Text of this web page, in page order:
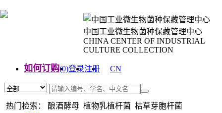
中国工业微生物菌种保藏管理中心
CHINA CENTER OF INDUSTRIAL
CULTURE COLLECTION
如何订购(0)登录注册
CN
热门检索： 酿酒酵母 植物乳植杆菌 枯草芽胞杆菌